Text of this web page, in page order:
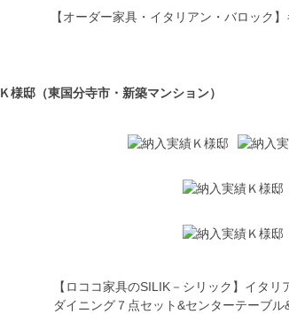
【オーダー家具・イタリアン・バロック
Ｋ様邸（東国分寺市・新築マンション）
【ロココ家具のSILIK－シリック】イタリ
ダイニング７点セット&センターテーブ